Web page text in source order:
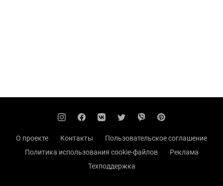
О проекте Контакты
Пользовательское соглашение
Политика использования cookie-файлов
Реклама
Техподдержка